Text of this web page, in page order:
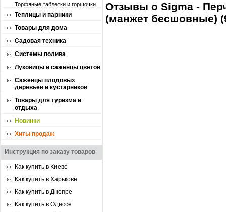
Торфяные таблетки и горшочки
Теплицы и парники
Товары для дома
Садовая техника
Системы полива
Луковицы и саженцы цветов
Саженцы плодовых
деревьев и кустарников
Товары для туризма и
отдыха
Новинки
Хиты продаж
Инструкция по заказу товаров
Как купить в Киеве
Как купить в Харькове
Как купить в Днепре
Как купить в Одессе
Отзывы о Sigma -
(манжет бесшовные)